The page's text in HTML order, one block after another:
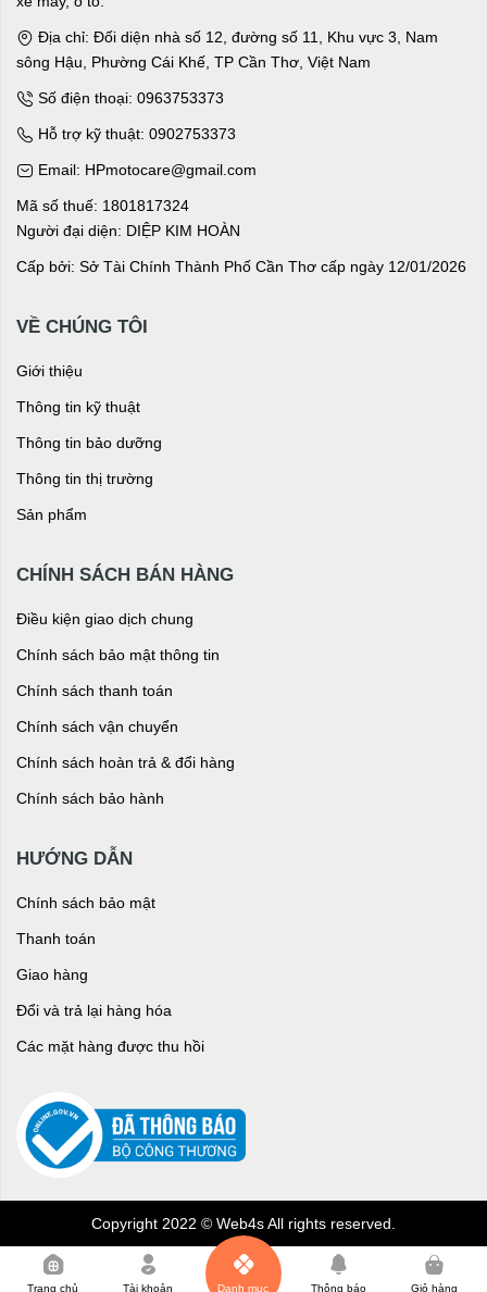
Địa chỉ: Đối diện nhà số 12, đường số 11, Khu vực 3, Nam
sông Hậu, Phường Cái Khế, TP Cần Thơ, Việt Nam
Số điện thoại: 0963753373
Hỗ trợ kỹ thuật: 0902753373
Email: HPmotocare@gmail.com
Mã số thuế: 1801817324
Người đại diện: DIỆP KIM HOÀN
Cấp bởi: Sở Tài Chính Thành Phố Cần Thơ cấp ngày 12/01/2026
VỀ CHÚNG TÔI
Giới thiệu
Thông tin kỹ thuật
Thông tin bảo dưỡng
Thông tin thị trường
Sản phẩm
CHÍNH SÁCH BÁN HÀNG
Điều kiện giao dịch chung
Chính sách bảo mật thông tin
Chính sách thanh toán
Chính sách vận chuyển
Chính sách hoàn trả & đổi hàng
Chính sách bảo hành
HƯỚNG DẪN
Chính sách bảo mật
Thanh toán
Giao hàng
Đổi và trả lại hàng hóa
Các mặt hàng được thu hồi
Copyright 2022 © Web4s All rights reserved.
Trang chủ Tài khoản Danh mục Thông báo Giỏ hàng